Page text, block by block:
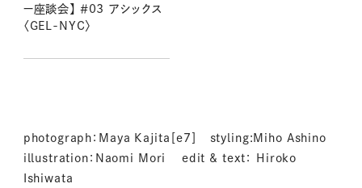
ー座談会】 ＃03 アシックス
〈GEL-NYC〉
photograph：Maya Kajita［e7］ styling:Miho Ashino
illustration：Naomi Mori edit & text： Hiroko
Ishiwata